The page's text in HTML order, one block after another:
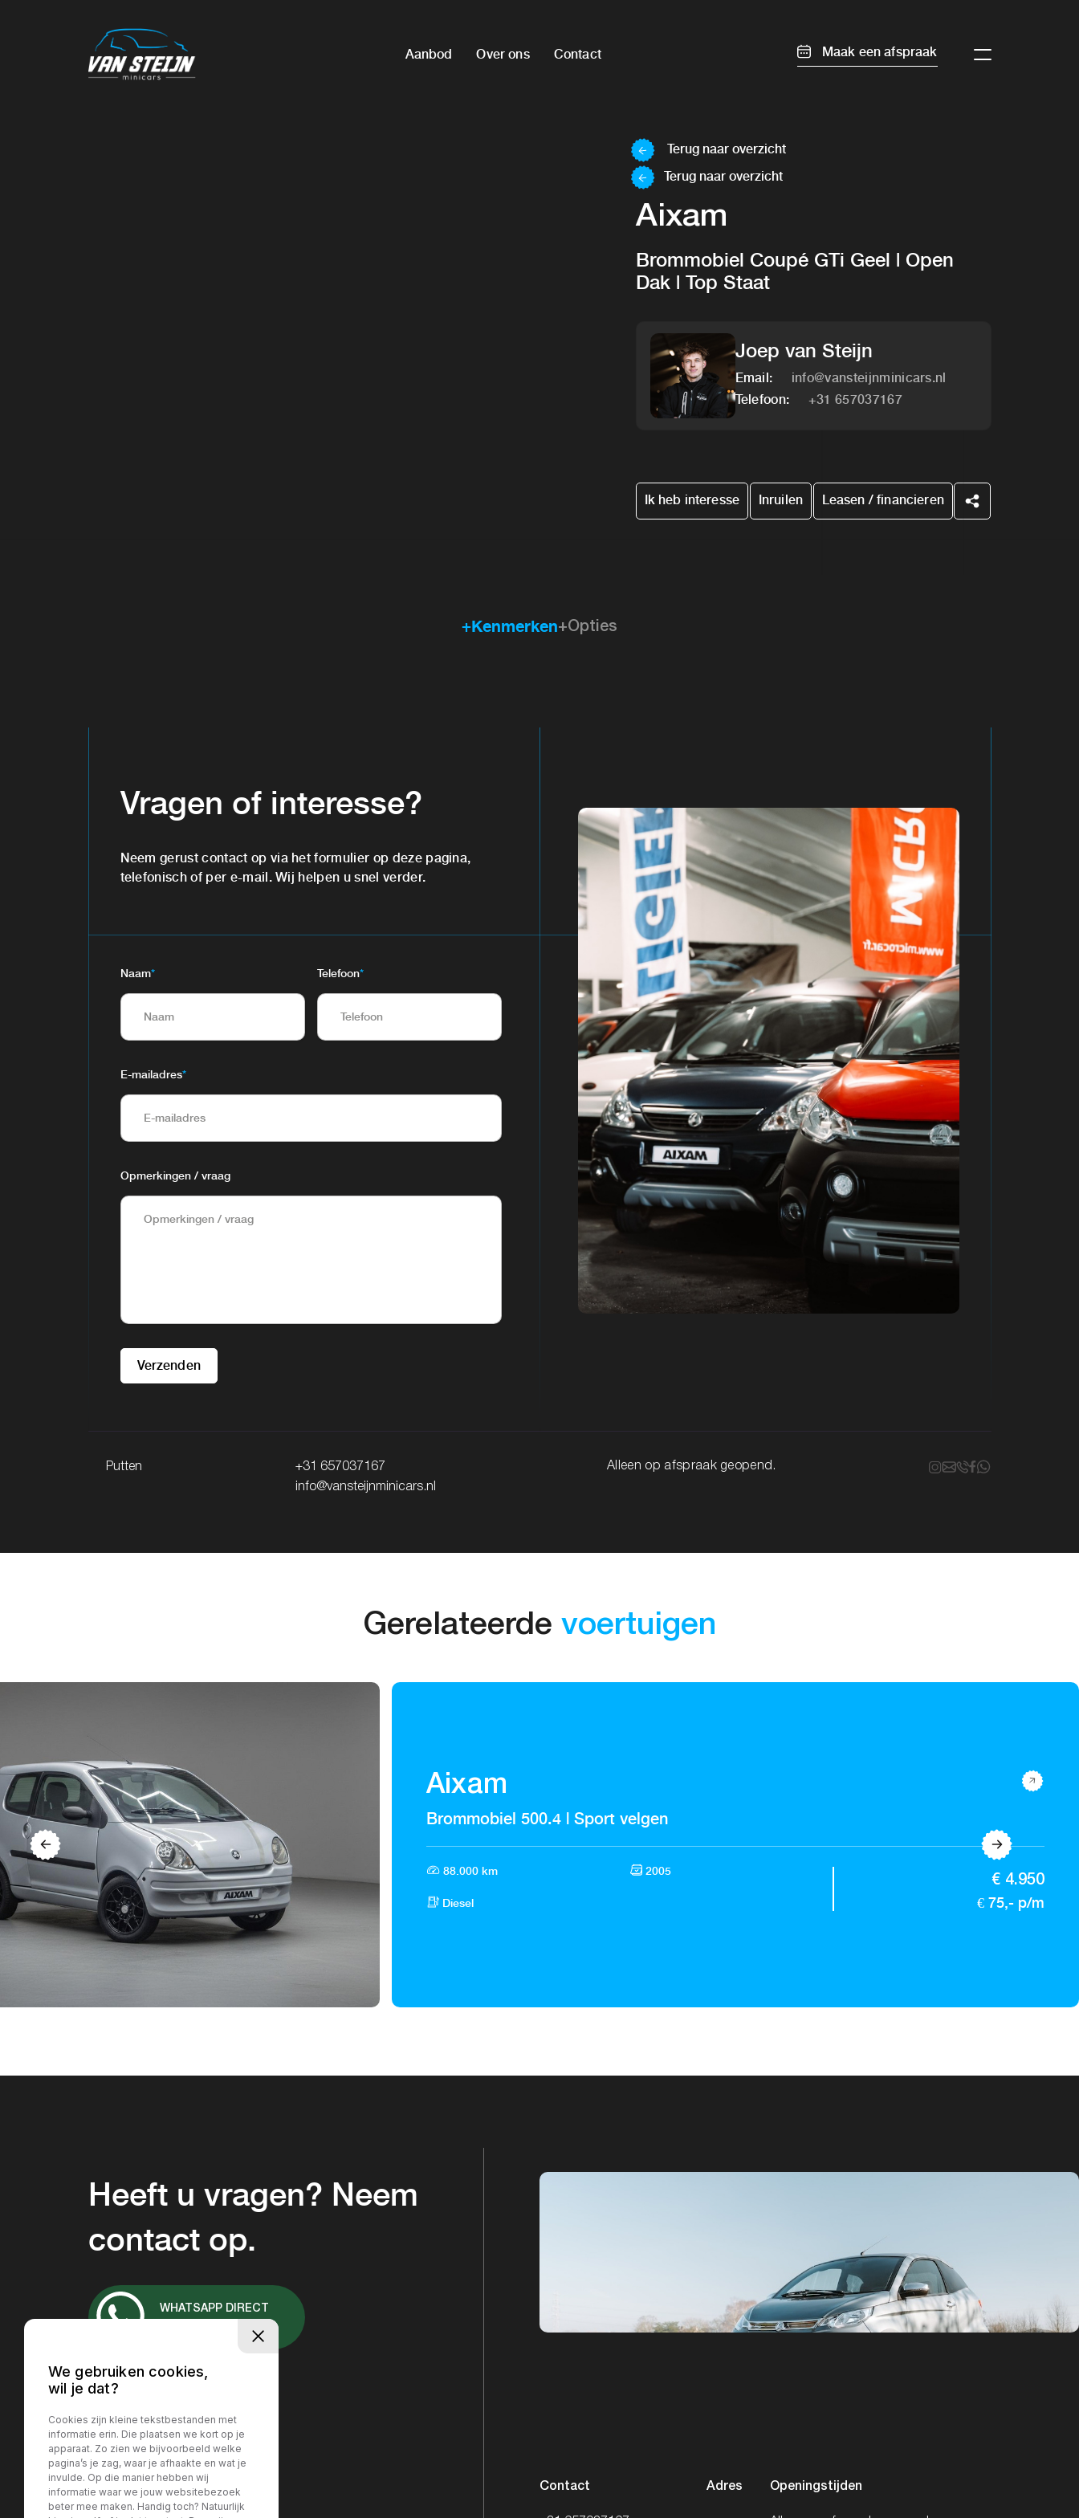
Aanbod Over ons Contact Maak een afspraak
Terug naar overzicht
Terug naar overzicht
Aixam
Brommobiel Coupé GTi Geel | Open
Dak | Top Staat
Joep van Steijn
Email:
info@vansteijnminicars.nl
Telefoon:
+31 657037167
Ik heb interesse Inruilen Leasen / financieren
+Kenmerken+Opties
Vragen of interesse?
Neem gerust contact op via het formulier op deze pagina,
telefonisch of per e-mail. Wij helpen u snel verder.
Naam* Telefoon*
E-mailadres*
Opmerkingen / vraag
Verzenden
Putten
+31 657037167
info@vansteijnminicars.nl
Alleen op afspraak geopend.
Gerelateerde voertuigen
Aixam
Brommobiel 500.4 | Sport velgen
88.000 km 2005
Diesel
€ 4.950
€ 75,- p/m
Heeft u vragen? Neem
contact op.
WHATSAPP DIRECT
Contact Adres Openingstijden
We gebruiken cookies,
wil je dat?
Cookies zijn kleine tekstbestanden met
informatie erin. Die plaatsen we kort op je
apparaat. Zo zien we bijvoorbeeld welke
pagina’s je zag, waar je afhaakte en wat je
invulde. Op die manier hebben wij
informatie waar we jouw websitebezoek
beter mee maken. Handig toch? Natuurlijk